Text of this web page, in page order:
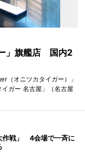
」旗艦店 国内2
（オニツカタイガー）」
ガー 名古屋」（名古屋
作戦」 4会場で一斉に